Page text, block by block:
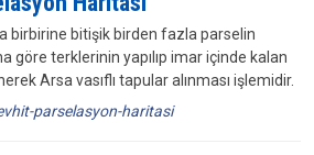
birbirine bitişik birden fazla parselin
göre terklerinin yapılıp imar içinde kalan
Arsa vasıflı tapular alınması işlemidir.
parselasyon-haritasi